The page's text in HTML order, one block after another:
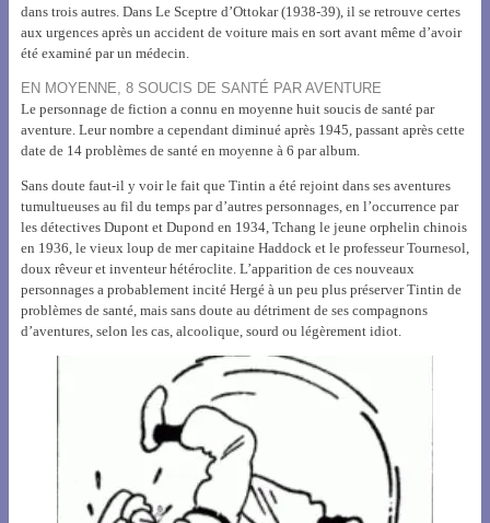
dans trois autres. Dans Le Sceptre d’Ottokar (1938-39), il se retrouve certes
aux urgences après un accident de voiture mais en sort avant même d’avoir
été examiné par un médecin.
EN MOYENNE, 8 SOUCIS DE SANTÉ PAR AVENTURE
Le personnage de fiction a connu en moyenne huit soucis de santé par
aventure. Leur nombre a cependant diminué après 1945, passant après cette
date de 14 problèmes de santé en moyenne à 6 par album.
Sans doute faut-il y voir le fait que Tintin a été rejoint dans ses aventures
tumultueuses au fil du temps par d’autres personnages, en l’occurrence par
les détectives Dupont et Dupond en 1934, Tchang le jeune orphelin chinois
en 1936, le vieux loup de mer capitaine Haddock et le professeur Tournesol,
doux rêveur et inventeur hétéroclite. L’apparition de ces nouveaux
personnages a probablement incité Hergé à un peu plus préserver Tintin de
problèmes de santé, mais sans doute au détriment de ses compagnons
d’aventures, selon les cas, alcoolique, sourd ou légèrement idiot.